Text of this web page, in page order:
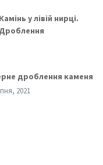
Камінь у лівій нирці.
Дроблення
дроблення каменя
2021